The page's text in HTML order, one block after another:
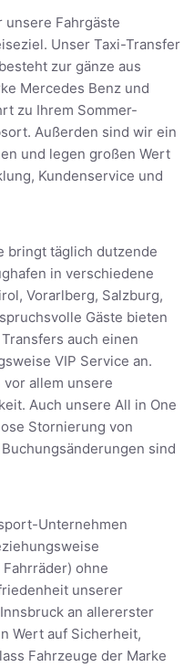
unsere Fahrgäste
Unser Taxi-Transfer
zur gänze aus
Mercedes Benz und
zu Ihrem Sommer-
Außerden sind wir ein
und legen großen Wert
Kundenservice und
bringt täglich dutzende
in verschiedene
Vorarlberg, Salzburg,
Gäste bieten
auch einen
VIP Service an.
vor allem unsere
Auch unsere All in One
Stornierung von
sind
Unternehmen
ohne
unserer
an allererster
Wert auf Sicherheit,
Fahrzeuge der Marke